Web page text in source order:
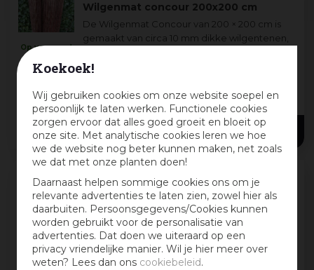
Koekoek!
Wij gebruiken cookies om onze website soepel en
persoonlijk te laten werken. Functionele cookies
zorgen ervoor dat alles goed groeit en bloeit op
onze site. Met analytische cookies leren we hoe
we de website nog beter kunnen maken, net zoals
we dat met onze planten doen!
Daarnaast helpen sommige cookies ons om je
relevante advertenties te laten zien, zowel hier als
daarbuiten. Persoonsgegevens/Cookies kunnen
worden gebruikt voor de personalisatie van
advertenties. Dat doen we uiteraard op een
privacy vriendelijke manier. Wil je hier meer over
weten? Lees dan ons cookiebeleid.
Wilgenmat concour 200x200 cm
De Wilgenmat Concour van 200 × 200 cm is
gemaakt van circa 10 mm dikke wilgentenen,
gegalvaniseerde ijzerdraad. Dit wilgenscherm
Op voorraad
tuincentrum
35, 99
2 m
1 m + 4
Wilgenscherm gevlochten 90x180 cm
Dit wilgenscherm van 90 × 180 cm is
vervaardigd uit gevlochten wilgentenen en
verstevigd aan beide zijden met een houten
lat—waardoor het scherm eenvoudig zowel
horizon ...
Op voorraad
in
tuincentrum
90 cm + 2